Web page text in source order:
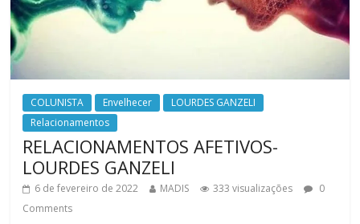
COLUNISTA Envelhecer
LOURDES GANZELI
Relacionamentos
RELACIONAMENTOS AFETIVOS-
LOURDES GANZELI
6 de fevereiro de 2022 MADIS 333 visualizações
0
Comments